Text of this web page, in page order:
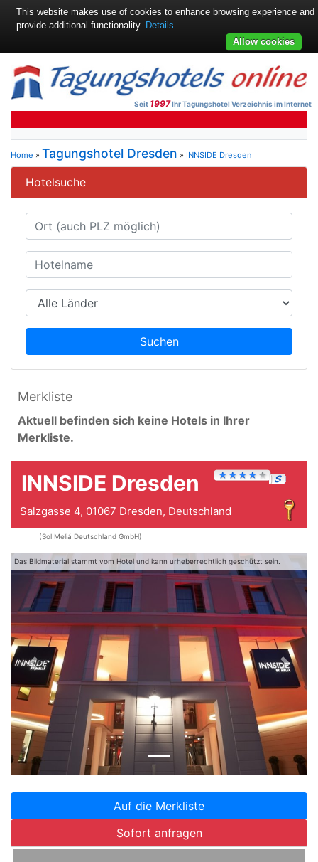
Seit 1997Ihr Tagungshotel Verzeichnis im Internet
Home » Tagungshotel Dresden » INNSIDE Dresden
Hotelsuche
Suchen
Merkliste
Aktuell befinden sich keine Hotels in Ihrer
Merkliste.
INNSIDE Dresden
Salzgasse 4, 01067 Dresden, Deutschland
(Sol Meliá Deutschland GmbH)
Das Bildmaterial stammt vom Hotel und kann urheberrechtlich geschützt sein.
Zurück
Auf die Merkliste
Sofort anfragen
This website makes use of cookies to enhance browsing experience and
provide additional functionality. Details
Allow cookies